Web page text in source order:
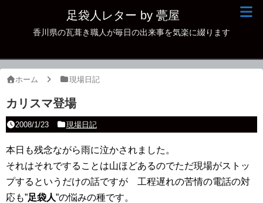
足袋人レター by 甍屋
香川県の瓦葺き職人が毎日の出来事を気楽に綴ります
ホーム 現場日記
カリスマ登場
2008/1/23 現場日記
本日も残念ながら雨に泣かされました。
それはそれですることは山ほどあるのでただ現場がストッ
プするというだけの話ですが 工程遅れの苦情の電話の対
応も”足袋人”の悩みの種です。
現場日記
古瓦
本日の一品
その他